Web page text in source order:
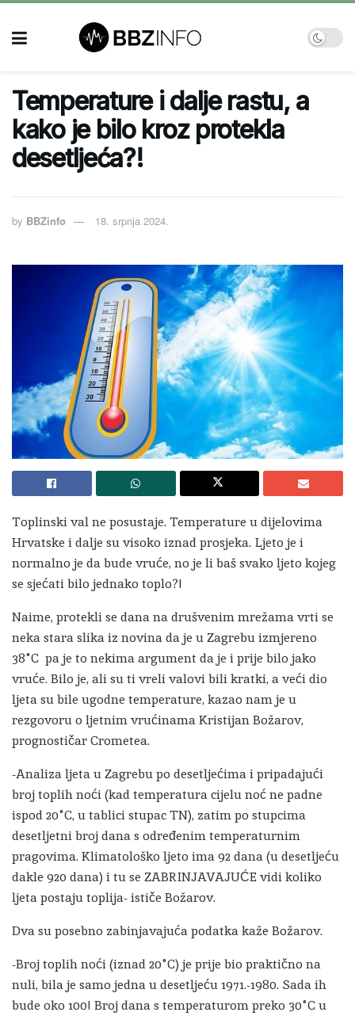
Temperature i dalje rastu, a
kako je bilo kroz protekla
desetljeća?!
by BBZinfo 18. srpnja 2024.
Toplinski val ne posustaje. Temperature u dijelovima
Hrvatske i dalje su visoko iznad prosjeka. Ljeto je i
normalno je da bude vruće, no je li baš svako ljeto kojeg
se sjećati bilo jednako toplo?!
Naime, protekli se dana na drušvenim mrežama vrti se
neka stara slika iz novina da je u Zagrebu izmjereno
38°C pa je to nekima argument da je i prije bilo jako
vruće. Bilo je, ali su ti vreli valovi bili kratki, a veći dio
ljeta su bile ugodne temperature, kazao nam je u
rezgovoru o ljetnim vrućinama Kristijan Božarov,
prognostičar Crometea.
-Analiza ljeta u Zagrebu po desetljećima i pripadajući
broj toplih noći (kad temperatura cijelu noć ne padne
ispod 20°C, u tablici stupac TN), zatim po stupcima
desetljetni broj dana s određenim temperaturnim
pragovima. Klimatološko ljeto ima 92 dana (u desetljeću
dakle 920 dana) i tu se ZABRINJAVAJUĆE vidi koliko
ljeta postaju toplija- ističe Božarov.
Dva su posebno zabinjavajuća podatka kaže Božarov.
-Broj toplih noći (iznad 20°C) je prije bio praktično na
nuli, bila je samo jedna u desetljeću 1971.-1980. Sada ih
bude oko 100! Broj dana s temperaturom preko 30°C u